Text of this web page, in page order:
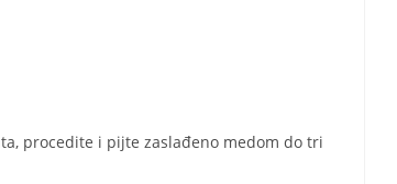
procedite i pijte zaslađeno medom do tri